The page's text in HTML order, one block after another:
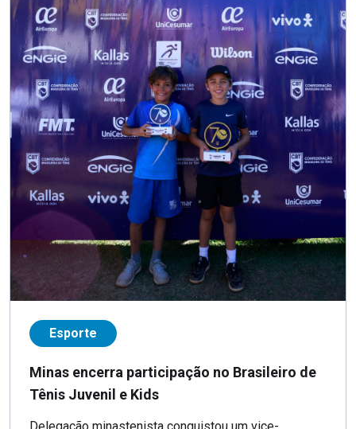
Esporte
Minas encerra participação no Brasileiro de
Tênis Juvenil e Kids